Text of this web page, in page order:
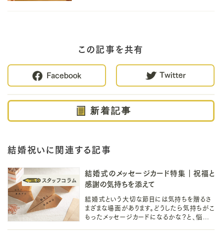
この記事を共有
Facebook Twitter
新着記事
結婚祝いに関連する記事
結婚式のメッセージカード特集｜祝福と
感謝の気持ちを添えて
結婚式という大切な節目には気持ちを贈るさ
まざまな場面があります。どうしたら気持ちがこ
もったメッセージカードになるかな？と、悩め